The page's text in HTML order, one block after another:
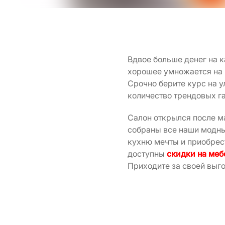
Вдвое больше денег на
хорошее умножается
Срочно берите курс на
количество трендовых
Салон открылся после
собраны все наши
кухню мечты и
доступны скидки на
Приходите за своей